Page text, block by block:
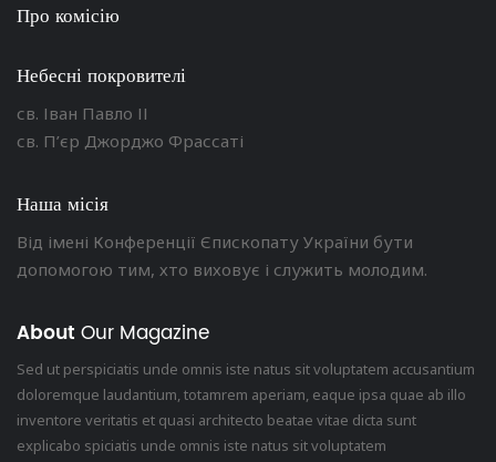
Про комісію
Небесні покровителі
св. Іван Павло ІІ
св. П’єр Джорджо Фрассаті
Наша місія
Від імені Конференції Єпископату України бути
допомогою тим, хто виховує і служить молодим.
About Our Magazine
Sed ut perspiciatis unde omnis iste natus sit voluptatem accusantium
doloremque laudantium, totamrem aperiam, eaque ipsa quae ab illo
inventore veritatis et quasi architecto beatae vitae dicta sunt
explicabo spiciatis unde omnis iste natus sit voluptatem